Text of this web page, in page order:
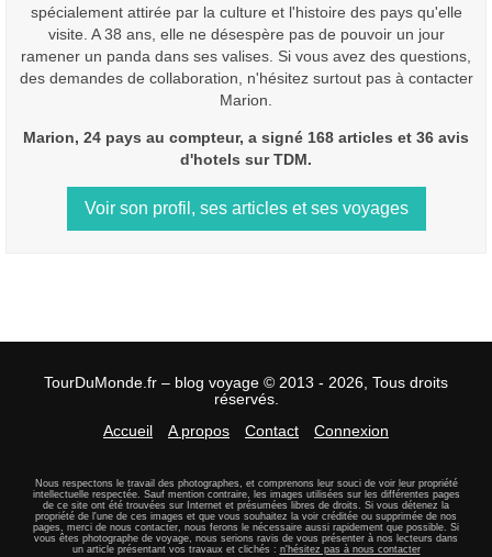
spécialement attirée par la culture et l'histoire des pays qu'elle
visite. A 38 ans, elle ne désespère pas de pouvoir un jour
ramener un panda dans ses valises. Si vous avez des questions,
des demandes de collaboration, n'hésitez surtout pas à contacter
Marion.
Marion, 24 pays au compteur, a signé 168 articles et 36 avis
d'hotels sur TDM.
Voir son profil, ses articles et ses voyages
TourDuMonde.fr – blog voyage © 2013 - 2026, Tous droits
réservés.
Accueil
A propos Contact Connexion
Nous respectons le travail des photographes, et comprenons leur souci de voir leur propriété
intellectuelle respectée. Sauf mention contraire, les images utilisées sur les différentes pages
de ce site ont été trouvées sur Internet et présumées libres de droits. Si vous détenez la
propriété de l'une de ces images et que vous souhaitez la voir créditée ou supprimée de nos
pages, merci de nous contacter, nous ferons le nécessaire aussi rapidement que possible. Si
vous êtes photographe de voyage, nous serions ravis de vous présenter à nos lecteurs dans
un article présentant vos travaux et clichés : n'hésitez pas à nous contacter